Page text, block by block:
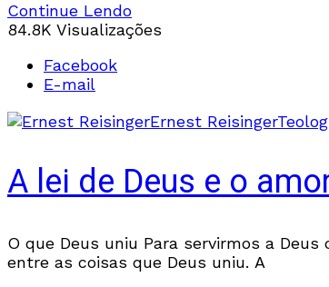
Continue Lendo
84.8K Visualizações
Facebook
E-mail
Ernest Reisinger
A lei de Deus e o
O que Deus uniu Para servirmos a
entre as coisas que Deus uniu. A